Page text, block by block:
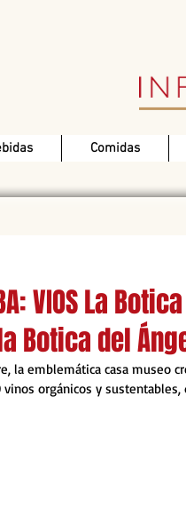
Comidas
VIOS La
Botica del
la emblemática casa museo
orgánicos y